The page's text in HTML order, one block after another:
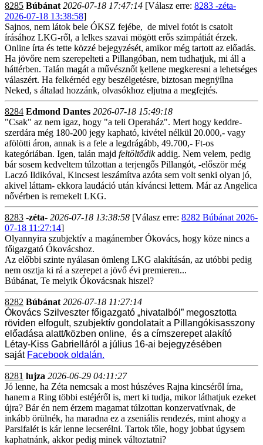
8285 Búbánat 2026-07-18 17:47:14 [Válasz erre: 8283 -zéta-
2026-07-18 13:38:58]
Sajnos, nem látok bele ÓKSZ fejébe, de mivel fotót is csatolt
írásához LKG-ről, a lelkes szavai mögött erős szimpátiát érzek.
Online írta és tette közzé bejegyzését, amikor még tartott az előadás.
Ha jövőre nem szerepelteti a Pillangóban, nem tudhatjuk, mi áll a
háttérben. Talán magát a művésznőt ķellene megkeresni a lehetséges
válaszért. Ha felkérnéd egy beszélgetésre, biztosan megnÿílna
Neked, s általad hozzánk, olvasókhoz eljutna a megfejtés.
8284 Edmond Dantes 2026-07-18 15:49:18
"Csak" az nem igaz, hogy "a teli Operaház". Mert hogy keddre-
szerdára még 180-200 jegy kapható, kivétel nélkül 20.000,- vagy
afölötti áron, annak is a fele a legdrágább, 49.700,- Ft-os
kategóriában. Igen, talán majd feltöltődikaddig. Nem velem, pedig
bár sosem kedveltem túlzottan a terjengős Pillangót, -először még
Laczó Ildikóval, Kincsest leszámítva azóta sem volt senki olyan jó,
akivel láttam- ekkora laudáció után kíváncsi lettem. Már az Angelica
nővérben is remekelt LKG.
8283 -zéta- 2026-07-18 13:38:58 [Válasz erre: 8282 Búbánat 2026-
07-18 11:27:14]
Olyannyira szubjektív a magánember Ókovács, hogy köze nincs a
főigazgató Ókovácshoz.
Az előbbi szinte nyálasan ömleng LKG alakításán, az utóbbi pedig
nem osztja ki rá a szerepet a jövő évi premieren...
Búbánat, Te melyik Ókovácsnak hiszel?
8282 Búbánat 2026-07-18 11:27:14
Ókovács Szilveszter főigazgató „hivatalból” megosztotta
röviden elfogult, szubjektív gondolatait a Pillangókisasszony
előadása alatt/közben online, és a címszerepet alakító
Létay-Kiss Gabrielláról a július 16-ai bejegyzésében
saját Facebook oldalán.
8281 lujza 2026-06-29 04:11:27
Jó lenne, ha Zéta nemcsak a most húszéves Rajna kincséről írna,
hanem a Ring többi estéjéről is, mert ki tudja, mikor láthatjuk ezeket
újra? Bár én nem érzem magamat túlzottan konzervatívnak, de
inkább örülnék, ha maradna ez a zseniális rendezés, mint ahogy a
Parsifalét is kár lenne lecserélni. Tartok tőle, hogy jobbat úgysem
kaphatnánk, akkor pedig minek változtatni?